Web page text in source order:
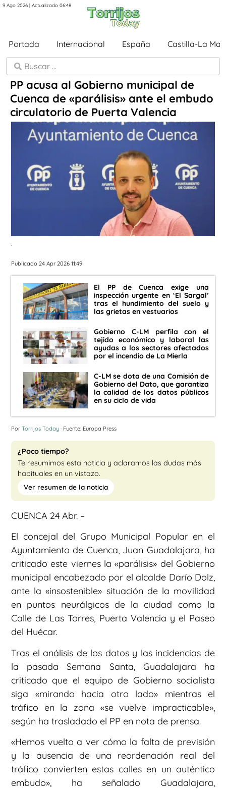
9 Ago 2026 | Actualizado 06:48
Portada Internacional España Castilla-La
PP acusa al Gobierno municipal de
Cuenca de «parálisis» ante el embudo
circulatorio de Puerta Valencia
.
Publicado 24 Apr 2026 11:49
El PP de Cuenca exige una
inspección urgente en ‘El Sargal’
tras el hundimiento del suelo y
las grietas en vestuarios
Gobierno C-LM perfila con el
tejido económico y laboral las
ayudas a los sectores afectados
por el incendio de La Mierla
C-LM se dota de una Comisión de
Gobierno del Dato, que garantiza
la calidad de los datos públicos
en su ciclo de vida
Por Torrijos Today · Fuente: Europa Press
¿Poco tiempo?
Te resumimos esta noticia y aclaramos las dudas más
habituales en un vistazo.
Ver resumen de la noticia
CUENCA 24 Abr. –
El concejal del Grupo Municipal Popular en el
Ayuntamiento de Cuenca, Juan Guadalajara, ha
criticado este viernes la «parálisis» del Gobierno
municipal encabezado por el alcalde Darío Dolz,
ante la «insostenible» situación de la movilidad
en puntos neurálgicos de la ciudad como la
Calle de Las Torres, Puerta Valencia y el Paseo
del Huécar.
Tras el análisis de los datos y las incidencias de
la pasada Semana Santa, Guadalajara ha
criticado que el equipo de Gobierno socialista
siga «mirando hacia otro lado» mientras el
tráfico en la zona «se vuelve impracticable»,
según ha trasladado el PP en nota de prensa.
«Hemos vuelto a ver cómo la falta de previsión
y la ausencia de una reordenación real del
tráfico convierten estas calles en un auténtico
embudo», ha señalado Guadalajara,